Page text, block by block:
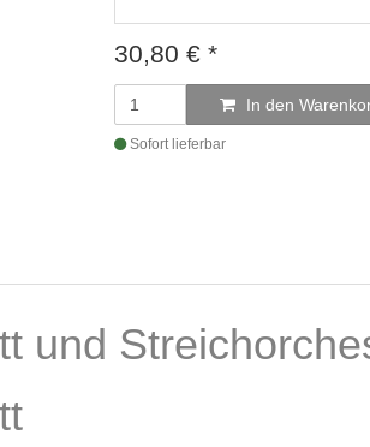
30,80 € *
In den
Sofort lieferbar
und